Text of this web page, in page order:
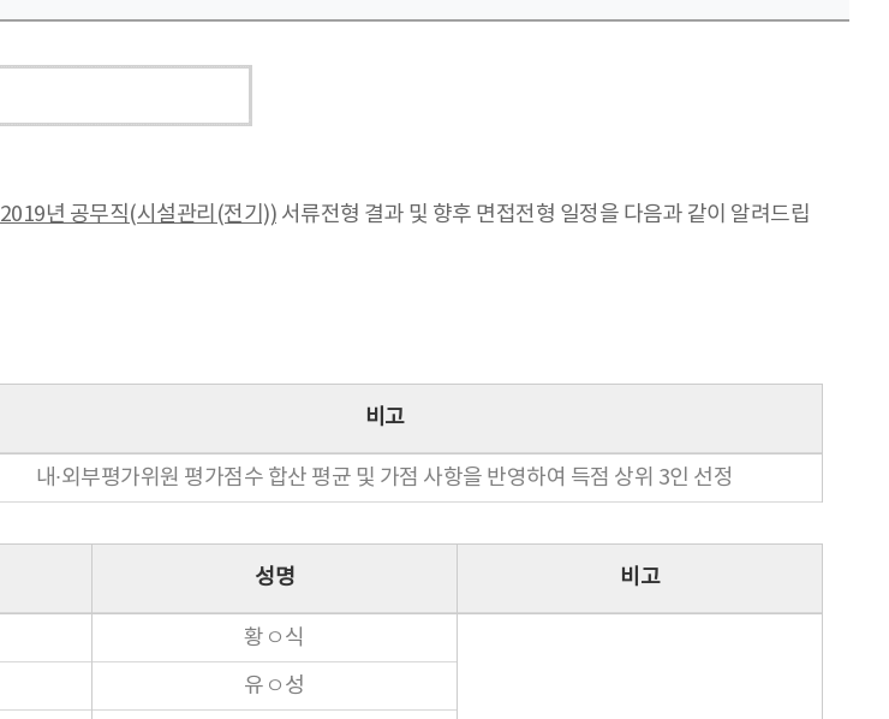
2019년 공무직(시설관리(전기)) 서류전형 결과 및 향후 면접전형 일정을 다음과 같이 알려드립
비고
내∙외부평가위원 평가점수 합산 평균 및 가점 사항을 반영하여 득점 상위 3인 선정
성명 비고
황ㅇ식
유ㅇ성